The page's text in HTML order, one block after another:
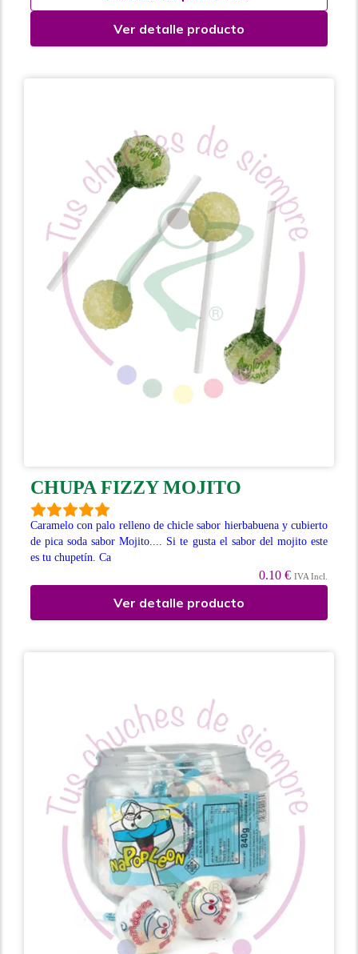
Ver detalle producto
CHUPA FIZZY MOJITO
Caramelo con palo relleno de chicle sabor hierbabuena y cubierto
de pica soda sabor Mojito.... Si te gusta el sabor del mojito este
es tu chupetín. Ca
0.10 € IVA Incl.
Ver detalle producto